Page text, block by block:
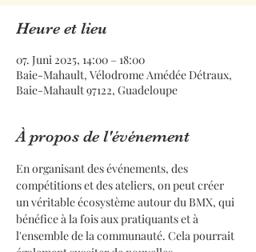
Heure et lieu
07. Juni 2025, 14:00 – 18:00
Baie-Mahault, Vélodrome Amédée Détraux,
Baie-Mahault 97122, Guadeloupe
À propos de l'événement
En organisant des événements, des
compétitions et des ateliers, on peut créer
un véritable écosystème autour du BMX, qui
bénéfice à la fois aux pratiquants et à
l'ensemble de la communauté. Cela pourrait